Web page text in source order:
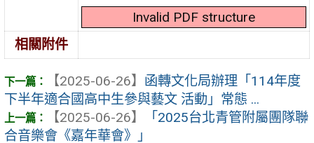
Invalid PDF structure
相關附件
【2025-06-26】 函轉文化局辦理「114年度
下半年適合國高中生參與藝文 活動」常態 ...
【2025-06-26】
「2025台北青管附屬團隊聯
合音樂會《嘉年華會》」